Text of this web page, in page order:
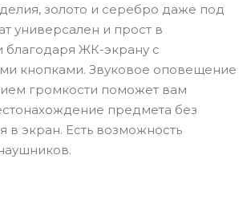
золото и серебро даже под
универсален и прост в
благодаря ЖК-экрану с
кнопками. Звуковое оповещение
громкости поможет вам
предмета без
в экран. Есть возможность